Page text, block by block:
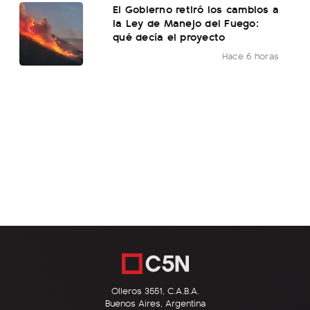
El Gobierno retiró los cambios a
la Ley de Manejo del Fuego:
qué decía el proyecto
Hace 6 horas
Olleros 3551, C.A.B.A.
Buenos Aires, Argentina